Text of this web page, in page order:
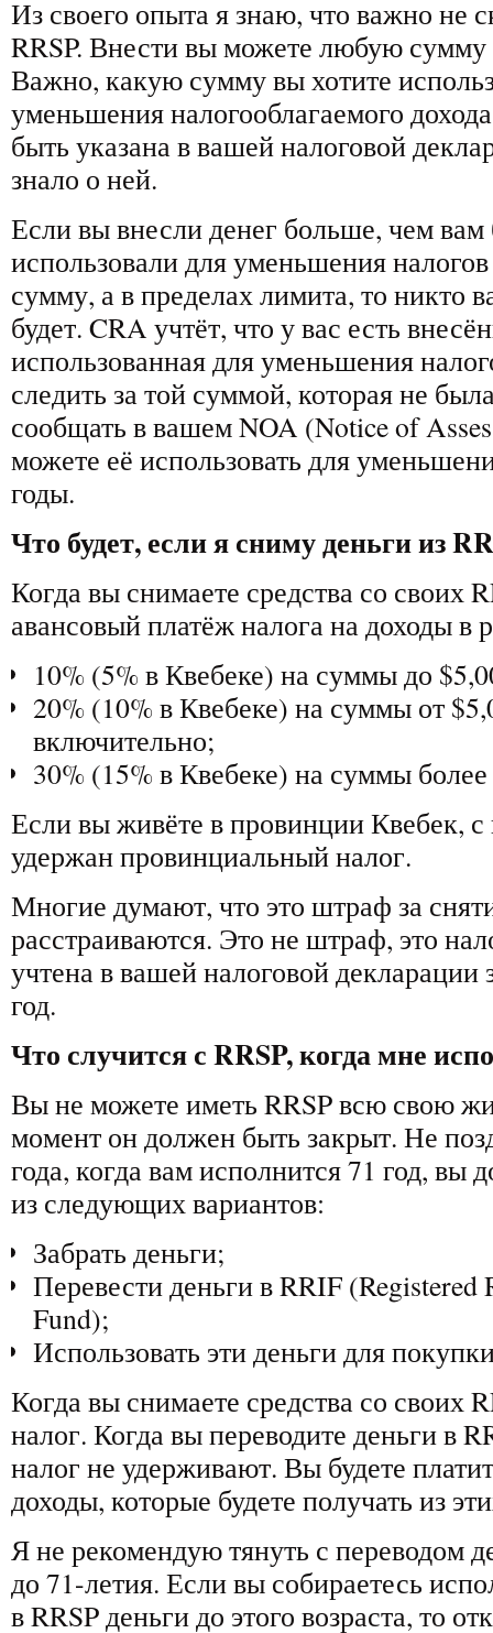
Из своего опыта я знаю, что важно не
RRSP. Внести вы можете любую сумму
Важно, какую сумму вы хотите
уменьшения налогооблагаемого
быть указана в вашей налоговой
знало о ней.
Если вы внесли денег больше, чем
использовали для уменьшения
сумму, а в пределах лимита, то никто
будет. CRA учтёт, что у вас есть
использованная для уменьшения
следить за той суммой, которая не
сообщать в вашем NOA (Notice of
можете её использовать для
годы.
Что будет, если я сниму деньги из
Когда вы снимаете средства со своих
авансовый платёж налога на доходы в
10% (5% в Квебеке) на суммы до
20% (10% в Квебеке) на суммы от
включительно;
30% (15% в Квебеке) на суммы
Если вы живёте в провинции Квебек, с
удержан провинциальный налог.
Многие думают, что это штраф за
расстраиваются. Это не штраф, это
учтена в вашей налоговой декларации
год.
Что случится с RRSP, когда мне
Вы не можете иметь RRSP всю свою
момент он должен быть закрыт. Не
года, когда вам исполнится 71 год, вы
из следующих вариантов:
Забрать деньги;
Перевести деньги в RRIF (Registered
Fund);
Использовать эти деньги для
Когда вы снимаете средства со своих
налог. Когда вы переводите деньги в
налог не удерживают. Вы будете
доходы, которые будете получать из
Я не рекомендую тянуть с переводом
до 71-летия. Если вы собираетесь
в RRSP деньги до этого возраста, то